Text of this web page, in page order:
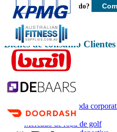
más rápido?
Bienes de consumo Clientes
Informes relacionados
Mercado de la moda
Mercado de ropa
Mercado de ropa de golf